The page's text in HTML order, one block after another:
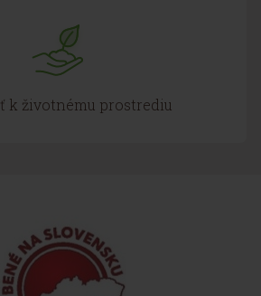
k životnému prostrediu